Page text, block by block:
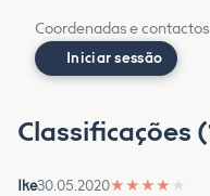
Coordenadas e
Iniciar sessão
Classificações
Ike30.05.2020★ ★ ★ ★ ★